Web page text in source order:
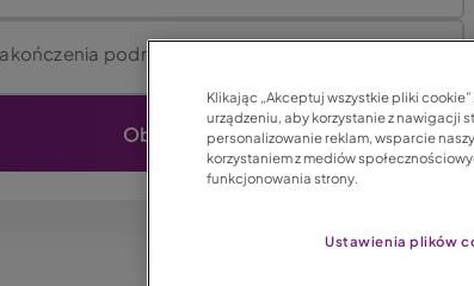
podróży
Klikając „Akceptuj wszystkie pliki
urządzeniu, aby korzystanie z nawigacji
personalizowanie reklam, wsparcie
korzystaniem z mediów
funkcjonowania strony.
Ustawienia plików